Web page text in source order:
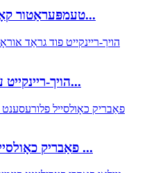
טעמפּעראַטור קאָליר ענדערונג פאַ...
הויך-ריינקייט עסן-קלאס אוראָל...
פאַבריק כאָולסייל פלואָרעססענט ...